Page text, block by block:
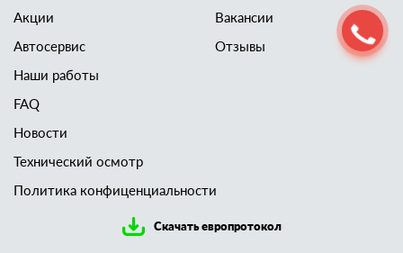
Акции
Автосервис
Наши работы
Вакансии
Отзывы
FAQ
Новости
Технический осмотр
Политика конфиценциальности
Скачать европротокол